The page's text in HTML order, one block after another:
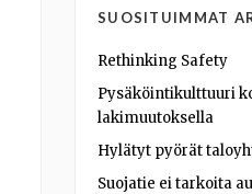
SUOSITUIMMAT
Rethinking Safety
Pysäköintikulttuuri
lakimuutoksella
Hylätyt pyörät
Suojatie ei tarkoita